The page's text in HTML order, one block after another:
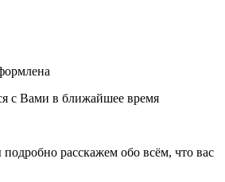
с Вами в ближайшее время
расскажем обо всём, что вас